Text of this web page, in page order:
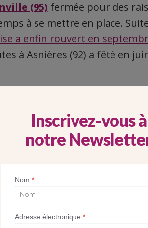
(95) fermée pour des
à se mettre en place.
a enfin rouvert en
à Asnières (92) a fêté en
Inscrivez-vous à
notre
Nom*
Adresse électronique*